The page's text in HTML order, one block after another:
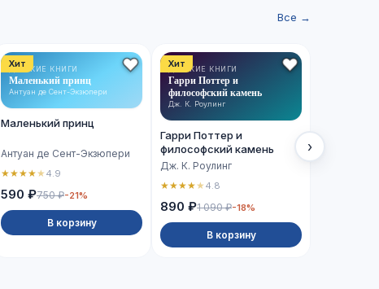
Все →
Хит
ДЕТСКИЕ КНИГИ
Маленький принц
Антуан де Сент-Экзюпери
Маленький принц
Антуан де Сент-Экзюпери
★★★★★4.9
590 ₽750 ₽-21%
В корзину
Хит
ДЕТСКИЕ КНИГИ
Гарри Поттер и
философский камень
Дж. К. Роулинг
Гарри Поттер и
философский камень
Дж. К. Роулинг
★★★★★4.8
890 ₽1 090 ₽-18%
В корзину
›